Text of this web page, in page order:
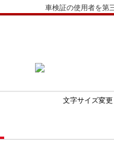
車検証の使用者を第
文字サイズ変更